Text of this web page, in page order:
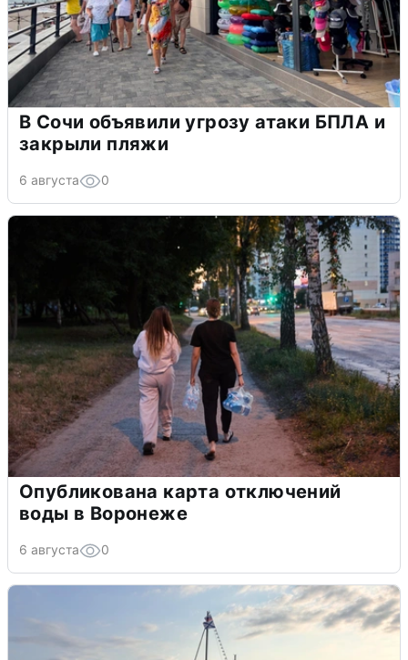
В Сочи объявили угрозу атаки БПЛА и
закрыли пляжи
6 августа 0
Опубликована карта отключений
воды в Воронеже
6 августа 0